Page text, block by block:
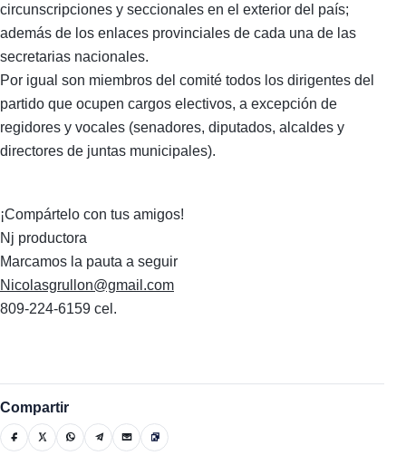
circunscripciones y seccionales en el exterior del país;
además de los enlaces provinciales de cada una de las
secretarias nacionales.
Por igual son miembros del comité todos los dirigentes del
partido que ocupen cargos electivos, a excepción de
regidores y vocales (senadores, diputados, alcaldes y
directores de juntas municipales).
¡Compártelo con tus amigos!
Nj productora
Marcamos la pauta a seguir
Nicolasgrullon@gmail.com
809-224-6159 cel.
Compartir